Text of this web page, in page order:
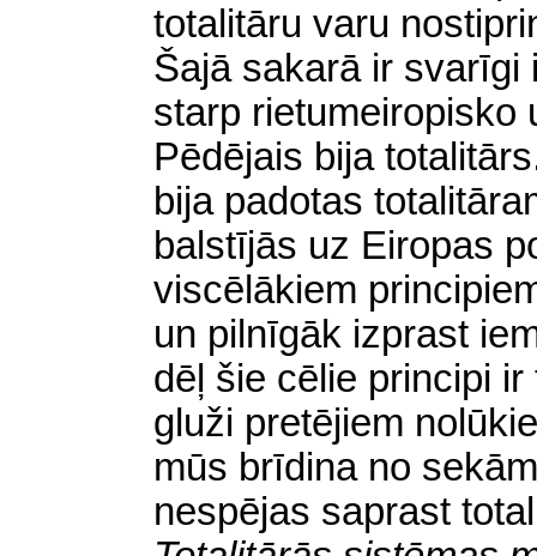
totalitāru varu
Šajā sakarā ir svarīgi
starp rietumeiropisko
Pēdējais bija
bija padotas
balstījās uz Eiropas
viscēlākiem
un pilnīgāk izprast
dēļ šie cēlie principi
gluži pretējiem
mūs brīdina no
nespējas saprast